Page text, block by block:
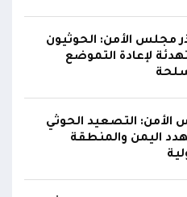
مجلس الأمن: الحوثيون
لإعادة التموضع
الأمن: التصعيد الحوثي
اليمن والمنطقة